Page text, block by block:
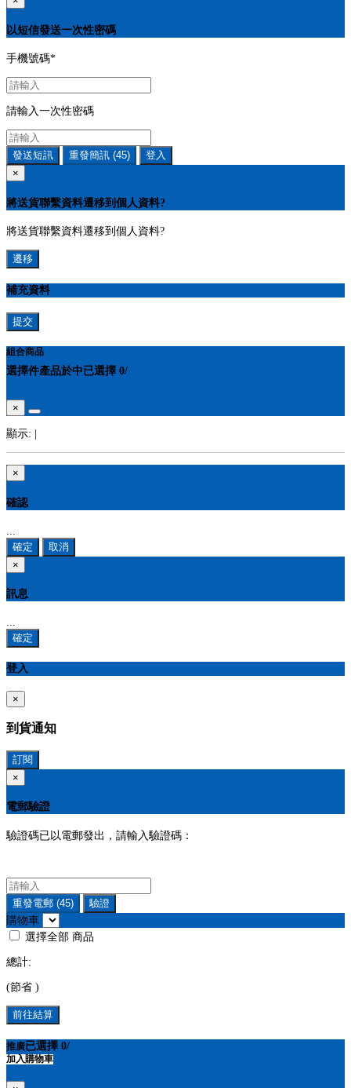
以短信發送一次性密碼
手機號碼*
請輸入一次性密碼
發送短訊 重發簡訊 (45)
登入
×
將送貨聯繫資料遷移到個人資料?
將送貨聯繫資料遷移到個人資料?
遷移
補充資料
提交
組合商品
選擇件產品於中已選擇 0/
×
顯示:
×
確認
確定
取消
×
訊息
確定
登入
×
到貨通知
訂閱
×
電郵驗證
驗證碼已以電郵發出，請輸入驗證碼：
重發電郵 (45)
驗證
購物車
選擇全部 商品
總計:
(節省 )
前往結算
推廣已選擇 0/
加入購物車